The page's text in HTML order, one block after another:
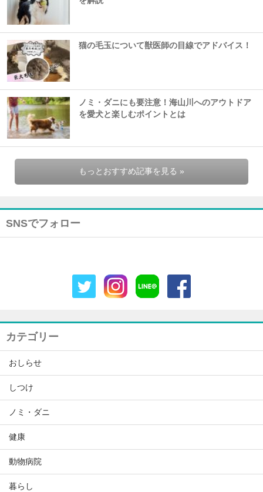
猫の毛玉について獣医師の目線でアドバイス！
ノミ・ダニにも要注意！海山川へのアウトドア
を愛犬と楽しむポイントとは
もっとおすすめ記事を見る »
SNSでフォロー
カテゴリー
おしらせ
しつけ
ノミ・ダニ
健康
動物病院
暮らし